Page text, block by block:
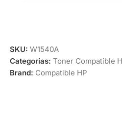
SKU: W1540A
Categorías: Toner Compatible
Brand: Compatible HP